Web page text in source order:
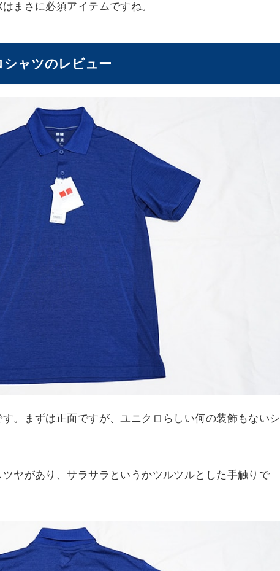
まさに必須アイテムですね。
ャツのレビュー
。まずは正面ですが、ユニクロらしい何の装飾もないシ
ヤがあり、サラサラというかツルツルとした手触りで